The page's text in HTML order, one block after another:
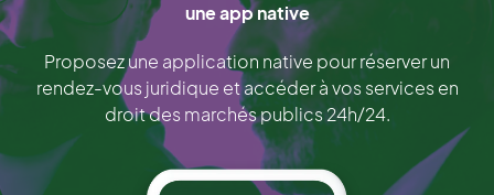
une app native
Proposez une application native pour réserver un
rendez-vous juridique et accéder à vos services en
droit des marchés publics 24h/24.